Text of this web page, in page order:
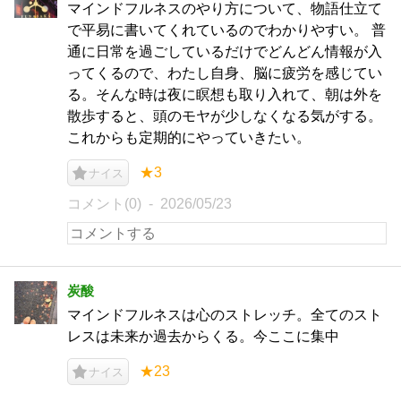
マインドフルネスのやり方について、物語仕立て
で平易に書いてくれているのでわかりやすい。 普
通に日常を過ごしているだけでどんどん情報が入
ってくるので、わたし自身、脳に疲労を感じてい
る。そんな時は夜に瞑想も取り入れて、朝は外を
散歩すると、頭のモヤが少しなくなる気がする。
これからも定期的にやっていきたい。
ナイス ★3
コメント(0) 2026/05/23
炭酸
マインドフルネスは心のストレッチ。全てのスト
レスは未来か過去からくる。今ここに集中
ナイス ★23